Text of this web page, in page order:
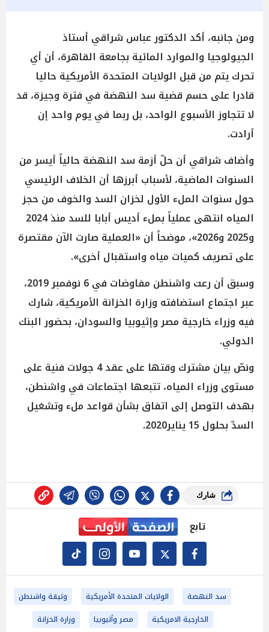
ومن جانبه، أكد الدكتور عباس شراقي أستاذ
الجيولوجيا والموارد المائية بجامعة القاهرة، أن أي
تحرك يتم من قبل الولايات المتحدة الأمريكية حاليا
قادرا على حسم قضية سد النهضة في فترة وجيزة، قد
لا تتجاوز الأسبوع الواحد، بل ربما في يوم واحد إن
أرادت.
وأضاف شراقي أن حلّ أزمة سد النهضة حالياً أيسر من
السنوات الماضية، لأسباب أبرزها أن الخلاف الرئيسي
حول سنوات الملء الأول لخزان السد والخوف من حجز
المياه انتهى عملياً بملء أديس أبابا للسد منذ 2024
و2025 و2026»، موضحاً أن «العملية صارت الآن مقتصرة
على تصريف كميات مياه واستقبال أخرى».
وسبق أن رعت واشنطن مفاوضات في 6 نوفمبر 2019،
عبر اجتماع استضافته وزارة الخزانة الأمريكية، شارك
فيه وزراء خارجية مصر وإثيوبيا والسودان، بحضور البنك
الدولي.
ونصّ بيان مشترك وقتها على عقد 4 جولات فنية على
مستوى وزراء المياه، تتبعها اجتماعات في واشنطن،
بهدف التوصل إلى اتفاق بشأن قواعد ملء وتشغيل
السدّ بحلول 15 يناير2020.
شارك
تابع
سد النهضة الولايات المتحدة الأمريكية
وثيقة واشنطن
الخارجية الامريكية
مصر وأثيوبيا
وزارة الخزانة